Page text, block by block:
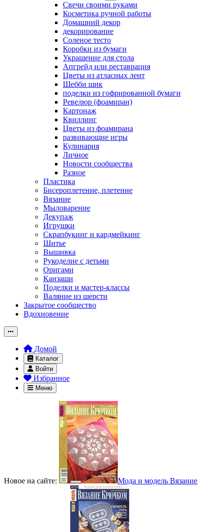
Свечи своими руками
Косметика ручной работы
Домашний декор
декорирование
Соленое тесто
Коробки из бумаги
Украшение для стола
Апгрейд или реставрация
Цветы из атласных лент
Шебби шик
поделки из гофрированной бумаги
Ревелюр (фоамиран)
Картонаж
Квиллинг
Цветы из фоамирана
развивающие игры
Кулинария
Личное
Новости сообщества
Разное
Пластика
Бисероплетение, плетение
Вязание
Мыловарение
Декупаж
Игрушки
Скрапбукинг и кардмейкинг
Шитье
Вышивка
Рукоделие с детьми
Оригами
Канзаши
Поделки и мастер-классы
Валяние из шерсти
Закрытое сообщество
Вдохновение
Домой
Каталог
Войти
Избранное
Меню
Новое на сайте: Мода и модель Вязание